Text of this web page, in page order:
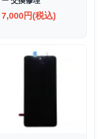
7,000円(税込)